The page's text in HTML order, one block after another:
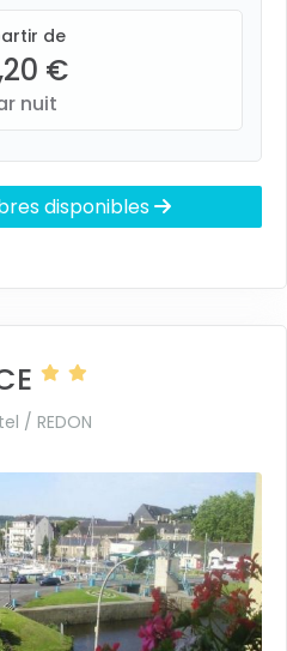
de
€
nuit
disponibles
/ REDON